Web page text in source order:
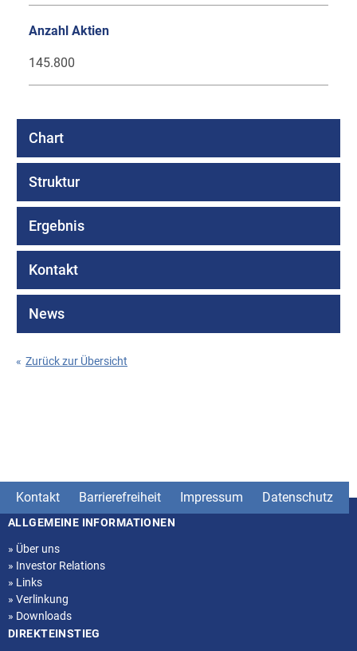
Anzahl Aktien
145.800
Chart
Struktur
Ergebnis
Kontakt
News
« Zurück zur Übersicht
Kontakt Barrierefreiheit Impressum Datenschutz
Seitenstruktur
ALLGEMEINE INFORMATIONEN
» Über uns
» Investor Relations
» Links
» Verlinkung
» Downloads
DIREKTEINSTIEG